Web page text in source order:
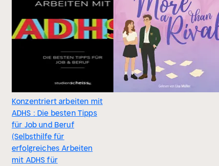
Konzentriert arbeiten mit
ADHS : Die besten Tipps
für Job und Beruf
(Selbsthilfe für
erfolgreiches Arbeiten
mit ADHS für